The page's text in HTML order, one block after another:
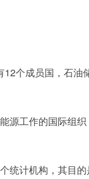
个成员国，石油
源工作的国际组
统计机构，其目